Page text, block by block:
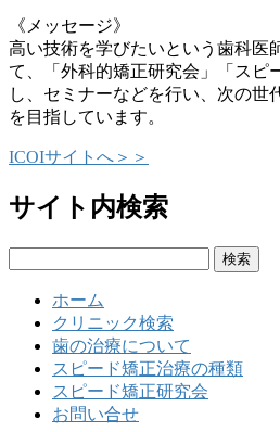
《メッセージ》
高い技術を学びたいという歯科医
て、「外科的矯正研究会」「スピ
し、セミナーなどを行い、次の世
を目指しています。
ICOIサイトへ＞＞
サイト内検索
ホーム
クリニック検索
歯の治療について
スピード矯正治療の種類
スピード矯正研究会
お問い合せ